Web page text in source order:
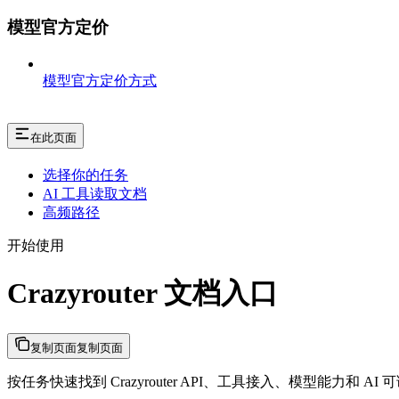
模型官方定价
模型官方定价方式
在此页面
选择你的任务
AI 工具读取文档
高频路径
开始使用
Crazyrouter 文档入口
复制页面复制页面
按任务快速找到 Crazyrouter API、工具接入、模型能力和 AI